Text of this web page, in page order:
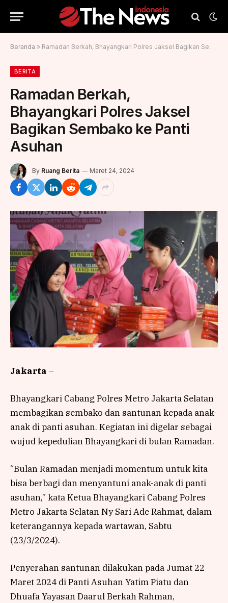
Beranda » Ramadan Berkah, Bhayangkari Polres Jaksel Bagikan Sembako ke Panti Asuhan
BERITA
Ramadan Berkah,
Bhayangkari Polres Jaksel
Bagikan Sembako ke Panti
Asuhan
By Ruang Berita Maret 24, 2024
Jakarta –
Bhayangkari Cabang Polres Metro Jakarta Selatan
membagikan sembako dan santunan kepada anak-
anak di panti asuhan. Kegiatan ini digelar sebagai
wujud kepedulian Bhayangkari di bulan Ramadan.
“Bulan Ramadan menjadi momentum untuk kita
bisa berbagi dan menyantuni anak-anak di panti
asuhan,” kata Ketua Bhayangkari Cabang Polres
Metro Jakarta Selatan Ny Sari Ade Rahmat, dalam
keterangannya kepada wartawan, Sabtu
(23/3/2024).
Penyerahan santunan dilakukan pada Jumat 22
Maret 2024 di Panti Asuhan Yatim Piatu dan
Dhuafa Yayasan Daarul Berkah Rahman,